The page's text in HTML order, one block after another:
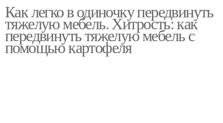
Как легко в одиночку передвинуть
тяжелую мебель. Хитрость: как
передвинуть тяжелую мебель с
помощью картофеля